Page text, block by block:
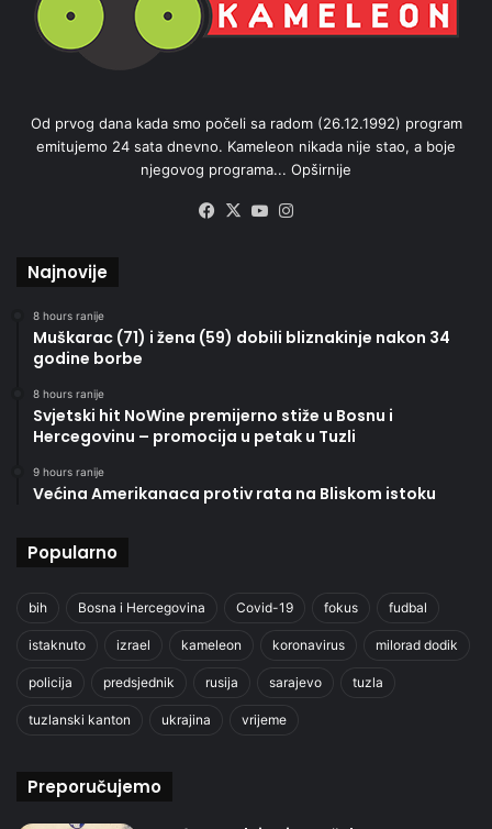
Od prvog dana kada smo počeli sa radom (26.12.1992) program
emitujemo 24 sata dnevno. Kameleon nikada nije stao, a boje
njegovog programa... Opširnije
Facebook
X YouTube
Najnovije
8 hours ranije
Muškarac (71) i žena (59) dobili bliznakinje nakon 34
godine borbe
8 hours ranije
Svjetski hit NoWine premijerno stiže u Bosnu i
Hercegovinu – promocija u petak u Tuzli
9 hours ranije
Većina Amerikanaca protiv rata na Bliskom istoku
Popularno
bih Bosna i Hercegovina Covid-19 fokus fudbal
istaknuto izrael kameleon koronavirus milorad dodik
policija predsjednik rusija sarajevo tuzla
tuzlanski kanton ukrajina vrijeme
Preporučujemo